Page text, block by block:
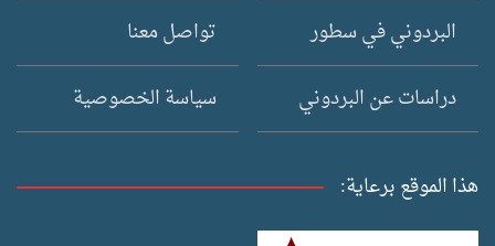
البردوني في سطور
دراسات عن البردوني
تواصل معنا
سياسة الخصوصية
هذا الموقع برعاية: